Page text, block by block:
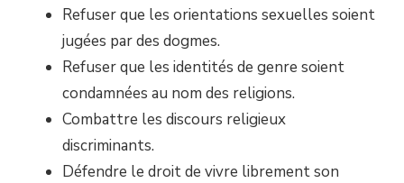
Refuser que les orientations sexuelles soient
jugées par des dogmes.
Refuser que les identités de genre soient
condamnées au nom des religions.
Combattre les discours religieux
discriminants.
Défendre le droit de vivre librement son